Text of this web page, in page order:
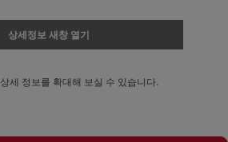
상세정보 새창 열기
상세 정보를 확대해 보실 수 있습니다.